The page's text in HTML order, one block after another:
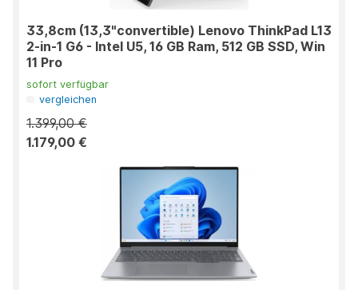
33,8cm (13,3"convertible) Lenovo ThinkPad L13
2-in-1 G6 - Intel U5, 16 GB Ram, 512 GB SSD, Win
11 Pro
sofort verfügbar
vergleichen
1.399,00 €
1.179,00 €